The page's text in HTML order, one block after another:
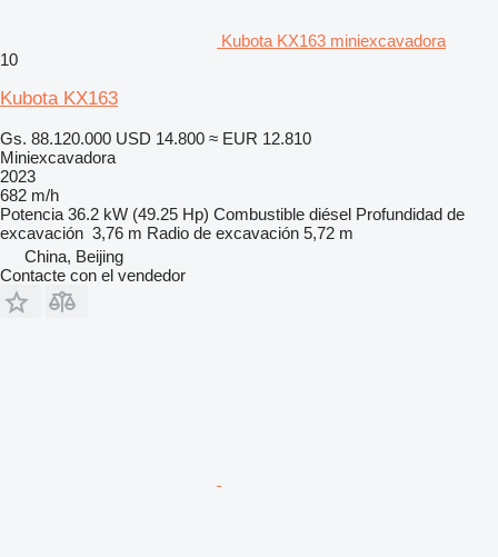
Kubota KX163 miniexcavadora
10
Kubota KX163
Gs. 88.120.000 USD 14.800 ≈ EUR 12.810
Miniexcavadora
2023
682 m/h
Potencia 36.2 kW (49.25 Hp) Combustible diésel Profundidad de
excavación 3,76 m Radio de excavación 5,72 m
China, Beijing
Contacte con el vendedor